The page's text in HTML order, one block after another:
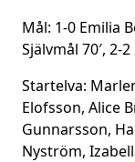
Mål: 1-0 Emilia
Självmål 70′, 2-
Startelva:
Elofsson, Alice
Gunnarsson,
Nyström,